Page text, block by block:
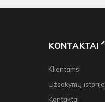
KONTAKTAI
Klientams
Užsakymų istorija
Kontaktai